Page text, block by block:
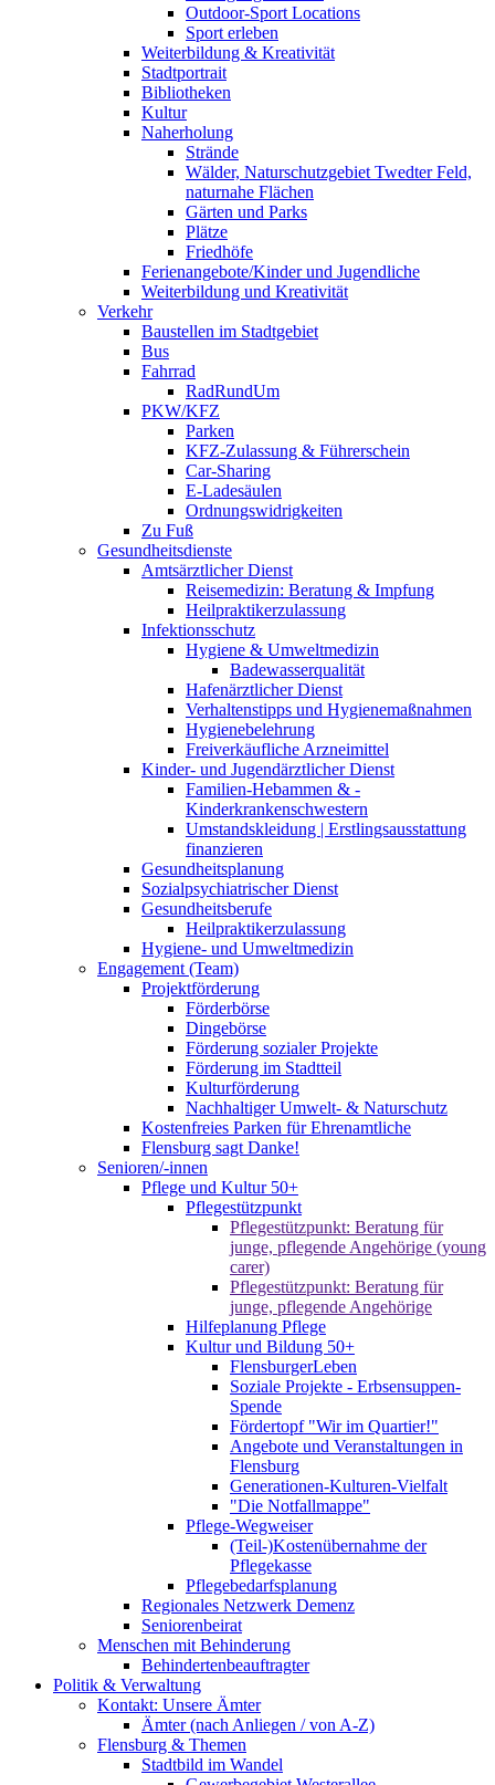
Outdoor-Sport Locations
Sport erleben
Weiterbildung & Kreativität
Stadtportrait
Bibliotheken
Kultur
Naherholung
Strände
Wälder, Naturschutzgebiet Twedter Feld,
naturnahe Flächen
Gärten und Parks
Plätze
Friedhöfe
Ferienangebote/Kinder und Jugendliche
Weiterbildung und Kreativität
Verkehr
Baustellen im Stadtgebiet
Bus
Fahrrad
RadRundUm
PKW/KFZ
Parken
KFZ-Zulassung & Führerschein
Car-Sharing
E-Ladesäulen
Ordnungswidrigkeiten
Zu Fuß
Gesundheitsdienste
Amtsärztlicher Dienst
Reisemedizin: Beratung & Impfung
Heilpraktikerzulassung
Infektionsschutz
Hygiene & Umweltmedizin
Badewasserqualität
Hafenärztlicher Dienst
Verhaltenstipps und Hygienemaßnahmen
Hygienebelehrung
Freiverkäufliche Arzneimittel
Kinder- und Jugendärztlicher Dienst
Familien-Hebammen & -
Kinderkrankenschwestern
Umstandskleidung | Erstlingsausstattung
finanzieren
Gesundheitsplanung
Sozialpsychiatrischer Dienst
Gesundheitsberufe
Heilpraktikerzulassung
Hygiene- und Umweltmedizin
Engagement (Team)
Projektförderung
Förderbörse
Dingebörse
Förderung sozialer Projekte
Förderung im Stadtteil
Kulturförderung
Nachhaltiger Umwelt- & Naturschutz
Kostenfreies Parken für Ehrenamtliche
Flensburg sagt Danke!
Senioren/-innen
Pflege und Kultur 50+
Pflegestützpunkt
Pflegestützpunkt: Beratung für
junge, pflegende Angehörige (young
carer)
Pflegestützpunkt: Beratung für
junge, pflegende Angehörige
Hilfeplanung Pflege
Kultur und Bildung 50+
FlensburgerLeben
Soziale Projekte - Erbsensuppen-
Spende
Fördertopf "Wir im Quartier!"
Angebote und Veranstaltungen in
Flensburg
Generationen-Kulturen-Vielfalt
"Die Notfallmappe"
Pflege-Wegweiser
(Teil-)Kostenübernahme der
Pflegekasse
Pflegebedarfsplanung
Regionales Netzwerk Demenz
Seniorenbeirat
Menschen mit Behinderung
Behindertenbeauftragter
Politik & Verwaltung
Kontakt: Unsere Ämter
Ämter (nach Anliegen / von A-Z)
Flensburg & Themen
Stadtbild im Wandel